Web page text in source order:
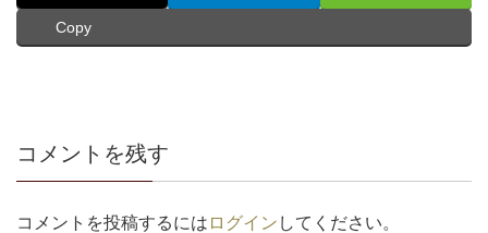
Copy
コメントを残す
コメントを投稿するには ログイン してください。